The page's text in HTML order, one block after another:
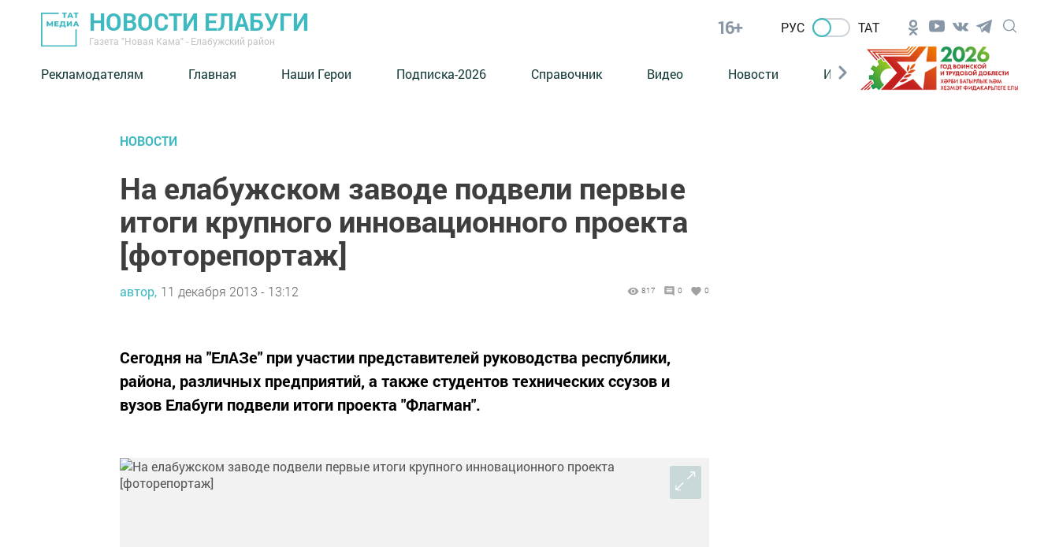
НОВОСТИ ЕЛАБУГИ
Газета "Новая Кама" - Елабужский район
16+ РУС ТАТ
Рекламодателям Главная Наши Герои Подписка-2026 Справочник Видео Новости Из зала суда
НОВОСТИ
На елабужском заводе подвели первые
итоги крупного инновационного проекта
[фоторепортаж]
автор, 11 декабря 2013 - 13:12 817 0 0
Сегодня на "ЕлАЗе" при участии представителей руководства республики,
района, различных предприятий, а также студентов технических ссузов и
вузов Елабуги подвели итоги проекта "Флагман".